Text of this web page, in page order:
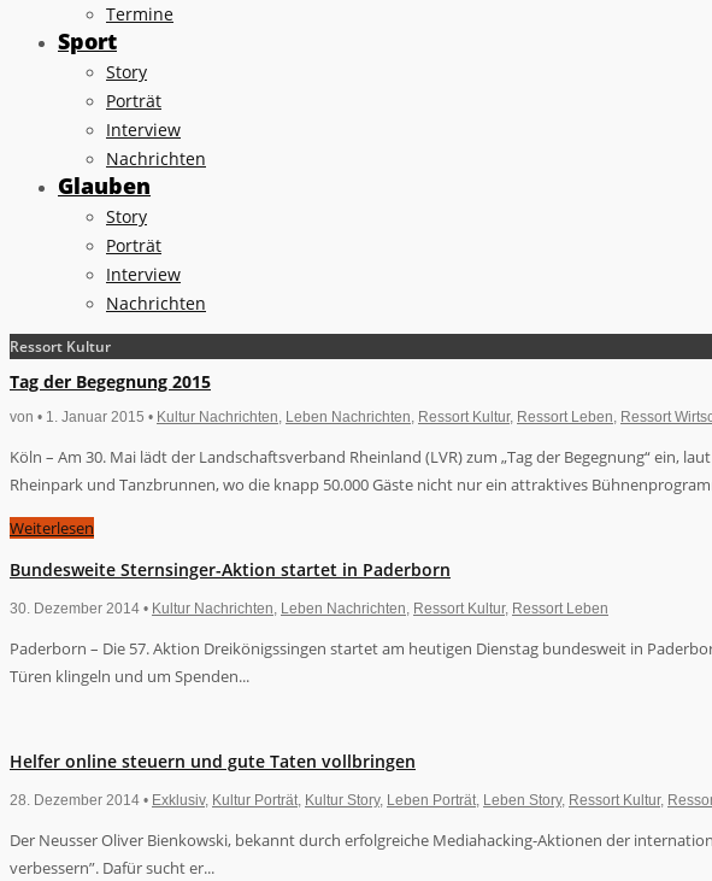
Termine
Sport
Story
Porträt
Interview
Nachrichten
Glauben
Story
Porträt
Interview
Nachrichten
Ressort Kultur
Tag der Begegnung 2015
von • 1. Januar 2015 • Kultur Nachrichten, Leben Nachrichten, Ressort Kultur, Ressort Leben, Ressort
Köln – Am 30. Mai lädt der Landschaftsverband Rheinland (LVR) zum „Tag der Begegnung“
Rheinpark und Tanzbrunnen, wo die knapp 50.000 Gäste nicht nur ein attraktives
Weiterlesen
Bundesweite Sternsinger-Aktion startet in Paderborn
30. Dezember 2014 • Kultur Nachrichten, Leben Nachrichten, Ressort Kultur, Ressort Leben
Paderborn – Die 57. Aktion Dreikönigssingen startet am heutigen Dienstag bundesweit in
Türen klingeln und um Spenden...
Helfer online steuern und gute Taten vollbringen
28. Dezember 2014 • Exklusiv, Kultur Porträt, Kultur Story, Leben Porträt, Leben Story, Ressort Kultur,
Der Neusser Oliver Bienkowski, bekannt durch erfolgreiche Mediahacking-Aktionen der
verbessern”. Dafür sucht er...